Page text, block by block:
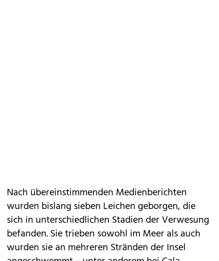
Nach übereinstimmenden Medienberichten
wurden bislang sieben Leichen geborgen, die
sich in unterschiedlichen Stadien der Verwesung
befanden. Sie trieben sowohl im Meer als auch
wurden sie an mehreren Stränden der Insel